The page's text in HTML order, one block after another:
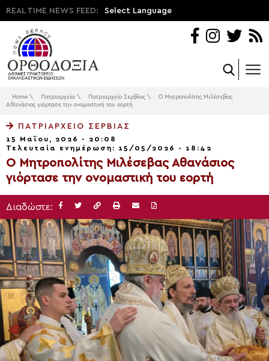
REAL TIME NEWS FEED: Select Language
Home \ Πατριαρχεία \ Πατριαρχείο Σερβίας \
Ο Μητροπολίτης Μιλέσεβας
Αθανάσιος γιόρτασε την ονομαστική του εορτή
ΠΑΤΡΙΑΡΧΕΊΟ ΣΕΡΒΊΑΣ
15 Μαΐου, 2026 - 20:08
Τελευταία ενημέρωση: 15/05/2026 - 18:42
Ο Μητροπολίτης Μιλέσεβας Αθανάσιος
γιόρτασε την ονομαστική του εορτή
Διαδώστε: